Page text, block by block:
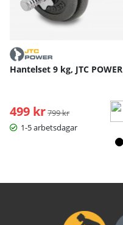
Hantelset 9 kg, JTC POWER
499 krOrdinarie pris:
799 kr
1-5 arbetsdagar